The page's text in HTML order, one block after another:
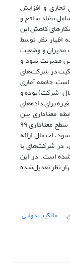
تجاری و افزایش
تضاد منافع و
کاهش این
اظهار نظر توسط
مدیران و وضعیت
مدیریت سود و
در شرکت‌های
جامعه آماری
شرکت طی سال‌های ۱۳۹۷ تا ۱۴۰۱ (۶۶۰ سال-شرکت) بوده و
برای داده‌های
معناداری بین
مدیریت سود و اظهار نظر تعدیل‌شده حسابرس در سطح معناداری ۹۹
احتمال ارائه
در شرکت‌های با
شده است. در این
نظر تعدیل‌شده
مالکیت دولتی